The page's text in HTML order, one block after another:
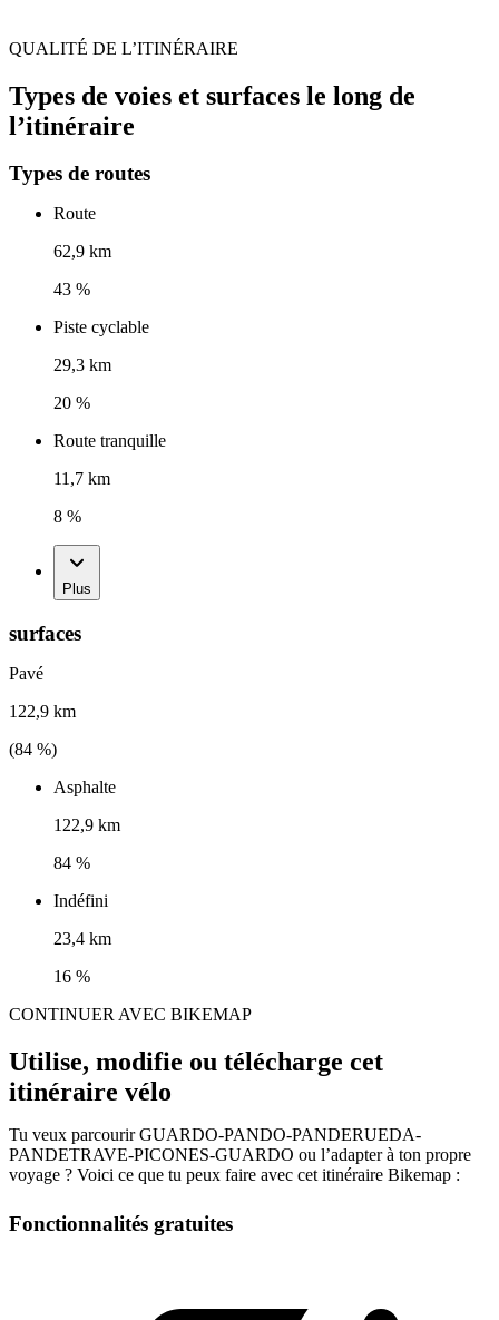
QUALITÉ DE L’ITINÉRAIRE
Types de voies et surfaces le long de
l’itinéraire
Types de routes
Route
62,9 km
43 %
Piste cyclable
29,3 km
20 %
Route tranquille
11,7 km
8 %
Plus
surfaces
Pavé
122,9 km
(84 %)
Asphalte
122,9 km
84 %
Indéfini
23,4 km
16 %
CONTINUER AVEC BIKEMAP
Utilise, modifie ou télécharge cet
itinéraire vélo
Tu veux parcourir GUARDO-PANDO-PANDERUEDA-
PANDETRAVE-PICONES-GUARDO ou l’adapter à ton propre
voyage ? Voici ce que tu peux faire avec cet itinéraire Bikemap :
Fonctionnalités gratuites